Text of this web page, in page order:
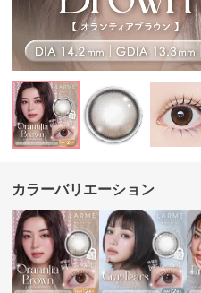
カラーバリエーション